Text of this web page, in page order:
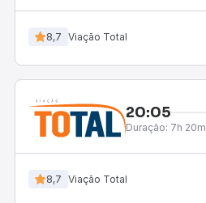
8,7 Viação Total
20:05
Duração: 7h 20m
8,7 Viação Total